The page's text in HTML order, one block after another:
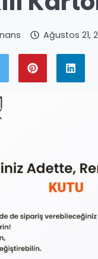
Ağustos 21,